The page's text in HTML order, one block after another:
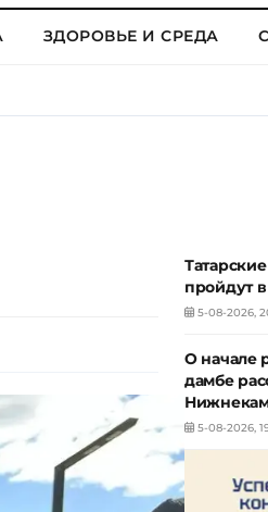
ЗДОРОВЬЕ И СРЕДА
пройдут в
5-08-2026,
О начале
дамбе
5-08-2026,